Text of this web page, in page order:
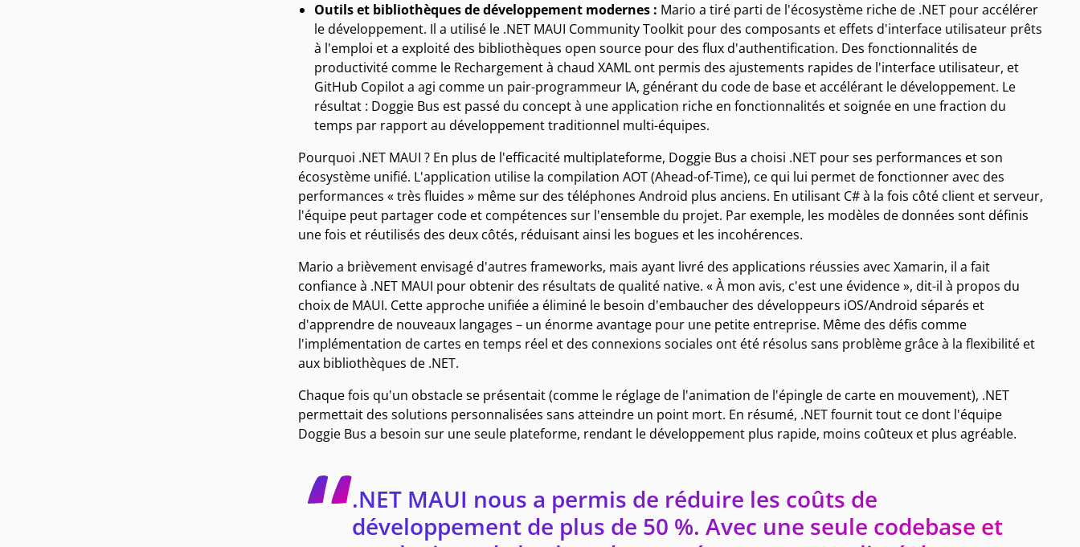
Outils et bibliothèques de développement modernes : Mario a tiré parti de l'écosystème riche de .NET pour accélérer
le développement. Il a utilisé le .NET MAUI Community Toolkit pour des composants et effets d'interface utilisateur prêts
à l'emploi et a exploité des bibliothèques open source pour des flux d'authentification. Des fonctionnalités de
productivité comme le Rechargement à chaud XAML ont permis des ajustements rapides de l'interface utilisateur, et
GitHub Copilot a agi comme un pair-programmeur IA, générant du code de base et accélérant le développement. Le
résultat : Doggie Bus est passé du concept à une application riche en fonctionnalités et soignée en une fraction du
temps par rapport au développement traditionnel multi-équipes.
Pourquoi .NET MAUI ? En plus de l'efficacité multiplateforme, Doggie Bus a choisi .NET pour ses performances et son
écosystème unifié. L'application utilise la compilation AOT (Ahead-of-Time), ce qui lui permet de fonctionner avec des
performances « très fluides » même sur des téléphones Android plus anciens. En utilisant C# à la fois côté client et serveur,
l'équipe peut partager code et compétences sur l'ensemble du projet. Par exemple, les modèles de données sont définis
une fois et réutilisés des deux côtés, réduisant ainsi les bogues et les incohérences.
Mario a brièvement envisagé d'autres frameworks, mais ayant livré des applications réussies avec Xamarin, il a fait
confiance à .NET MAUI pour obtenir des résultats de qualité native. « À mon avis, c'est une évidence », dit-il à propos du
choix de MAUI. Cette approche unifiée a éliminé le besoin d'embaucher des développeurs iOS/Android séparés et
d'apprendre de nouveaux langages – un énorme avantage pour une petite entreprise. Même des défis comme
l'implémentation de cartes en temps réel et des connexions sociales ont été résolus sans problème grâce à la flexibilité et
aux bibliothèques de .NET.
Chaque fois qu'un obstacle se présentait (comme le réglage de l'animation de l'épingle de carte en mouvement), .NET
permettait des solutions personnalisées sans atteindre un point mort. En résumé, .NET fournit tout ce dont l'équipe
Doggie Bus a besoin sur une seule plateforme, rendant le développement plus rapide, moins coûteux et plus agréable.
.NET MAUI nous a permis de réduire les coûts de
développement de plus de 50 %. Avec une seule codebase et